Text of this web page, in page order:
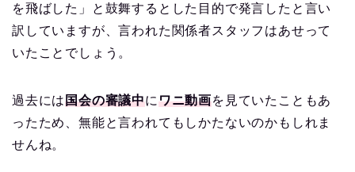
を飛ばした」と鼓舞するとした目的で発言したと言い
訳していますが、言われた関係者スタッフはあせって
いたことでしょう。
過去には国会の審議中にワニ動画を見ていたこともあ
ったため、無能と言われてもしかたないのかもしれま
せんね。